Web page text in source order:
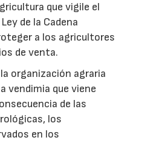
que vigile el
de la Cadena
a los agricultores
de venta.
organización agraria
vendimia que viene
de las
los
en los